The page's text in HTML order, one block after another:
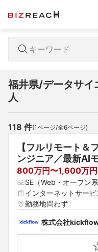
福井県/データサ
人
118 件(1ページ/全6ページ)
【フルリモート＆
ンジニア／最新AI
Sプロダクトに活か
800万円〜1,600万円
SE（Web・オープン
インターネットサー
勤務地問わず
株式会社